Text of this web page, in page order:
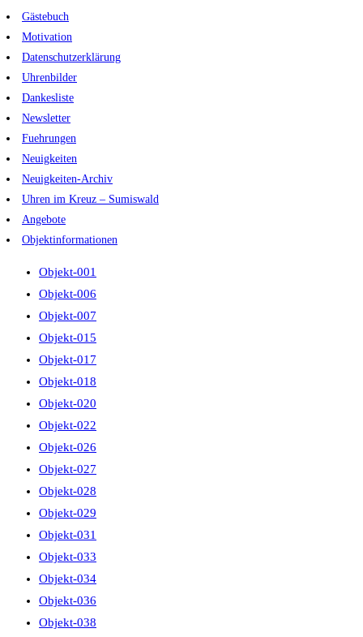
Zum
Inhalt
springen
Gästebuch
Motivation
Datenschutzerklärung
Uhrenbilder
Dankesliste
Newsletter
Fuehrungen
Neuigkeiten
Neuigkeiten-Archiv
Uhren im Kreuz – Sumiswald
Angebote
Objektinformationen
Objekt-001
Objekt-006
Objekt-007
Objekt-015
Objekt-017
Objekt-018
Objekt-020
Objekt-022
Objekt-026
Objekt-027
Objekt-028
Objekt-029
Objekt-031
Objekt-033
Objekt-034
Objekt-036
Objekt-038